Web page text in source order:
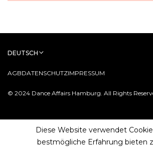
© 2024 Dance Affairs Hamburg. All Rights
AGBDATENSCHUTZIMPRESSUM
DEUTSCH
Diese Website verwendet
bestmögliche Erfahrung bieten